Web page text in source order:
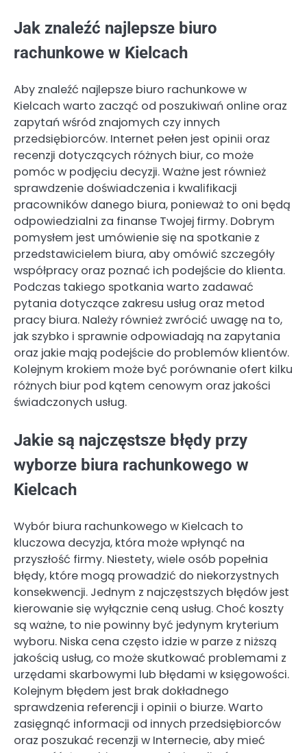
Jak znaleźć najlepsze biuro
rachunkowe w Kielcach
Aby znaleźć najlepsze biuro rachunkowe w
Kielcach warto zacząć od poszukiwań online oraz
zapytań wśród znajomych czy innych
przedsiębiorców. Internet pełen jest opinii oraz
recenzji dotyczących różnych biur, co może
pomóc w podjęciu decyzji. Ważne jest również
sprawdzenie doświadczenia i kwalifikacji
pracowników danego biura, ponieważ to oni będą
odpowiedzialni za finanse Twojej firmy. Dobrym
pomysłem jest umówienie się na spotkanie z
przedstawicielem biura, aby omówić szczegóły
współpracy oraz poznać ich podejście do klienta.
Podczas takiego spotkania warto zadawać
pytania dotyczące zakresu usług oraz metod
pracy biura. Należy również zwrócić uwagę na to,
jak szybko i sprawnie odpowiadają na zapytania
oraz jakie mają podejście do problemów klientów.
Kolejnym krokiem może być porównanie ofert kilku
różnych biur pod kątem cenowym oraz jakości
świadczonych usług.
Jakie są najczęstsze błędy przy
wyborze biura rachunkowego w
Kielcach
Wybór biura rachunkowego w Kielcach to
kluczowa decyzja, która może wpłynąć na
przyszłość firmy. Niestety, wiele osób popełnia
błędy, które mogą prowadzić do niekorzystnych
konsekwencji. Jednym z najczęstszych błędów jest
kierowanie się wyłącznie ceną usług. Choć koszty
są ważne, to nie powinny być jedynym kryterium
wyboru. Niska cena często idzie w parze z niższą
jakością usług, co może skutkować problemami z
urzędami skarbowymi lub błędami w księgowości.
Kolejnym błędem jest brak dokładnego
sprawdzenia referencji i opinii o biurze. Warto
zasięgnąć informacji od innych przedsiębiorców
oraz poszukać recenzji w Internecie, aby mieć